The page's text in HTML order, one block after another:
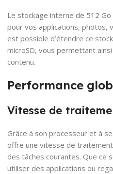
Le stockage interne de 512
pour vos applications, photos,
est possible d’étendre ce
microSD, vous permettant
contenu.
Performance
Vitesse de
Grâce à son processeur et à
offre une vitesse de
des tâches courantes. Que ce
utiliser des applications ou